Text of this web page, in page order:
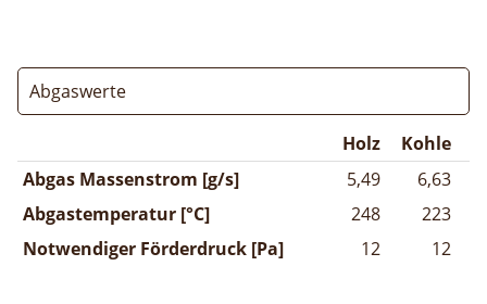
Abgaswerte
Holz
Kohle
Abgas Massenstrom [g/s]
5,49
6,63
Abgastemperatur [°C]
248
223
Notwendiger Förderdruck [Pa]
12 12